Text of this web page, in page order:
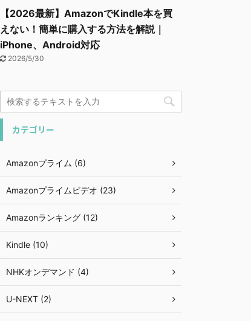
【2026最新】AmazonでKindle本を買
えない！簡単に購入する方法を解説｜
iPhone、Android対応
2026/5/30
カテゴリー
Amazonプライム (6)
Amazonプライムビデオ (23)
Amazonランキング (12)
Kindle (10)
NHKオンデマンド (4)
U-NEXT (2)